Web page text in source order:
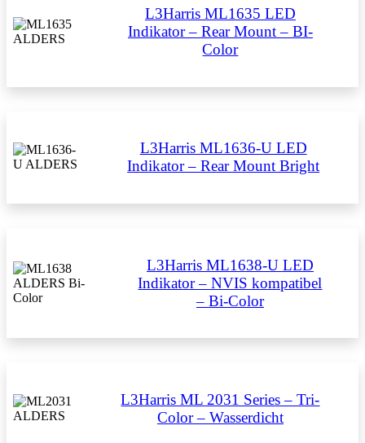
L3Harris ML1635 LED
Indikator – Rear Mount – BI-
Color
L3Harris ML1636-U LED
Indikator – Rear Mount Bright
L3Harris ML1638-U LED
Indikator – NVIS kompatibel
– Bi-Color
L3Harris ML 2031 Series – Tri-
Color – Wasserdicht